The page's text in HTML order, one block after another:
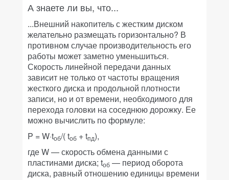
А знаете ли вы, что...
...Внешний накопитель с жестким диском
желательно размещать горизонтально? В
противном случае производительность его
работы может заметно уменьшиться.
Скорость линейной передачи данных
зависит не только от частоты вращения
жесткого диска и продольной плотности
записи, но и от времени, необходимого для
перехода головки на соседнюю дорожку. Ее
можно вычислить по формуле:
P = W·tоб/( tоб + tпд),
где W — скорость обмена данными с
пластинами диска; tоб — период оборота
диска, равный отношению единицы времени